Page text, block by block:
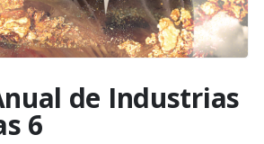
de Industrias
6